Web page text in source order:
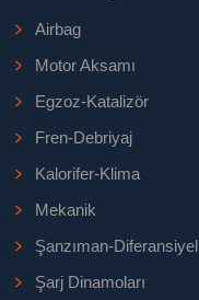
Airbag
Motor Aksamı
Egzoz-Katalizör
Fren-Debriyaj
Kalorifer-Klima
Mekanik
Şanzıman-Diferansiyel
Şarj Dinamoları